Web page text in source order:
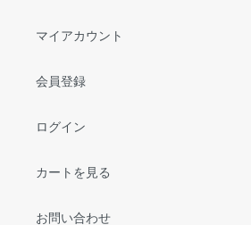
マイアカウント
会員登録
ログイン
カートを見る
お問い合わせ